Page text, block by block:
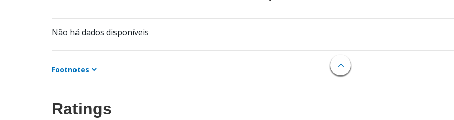
Não há dados disponíveis
Footnotes
Ratings